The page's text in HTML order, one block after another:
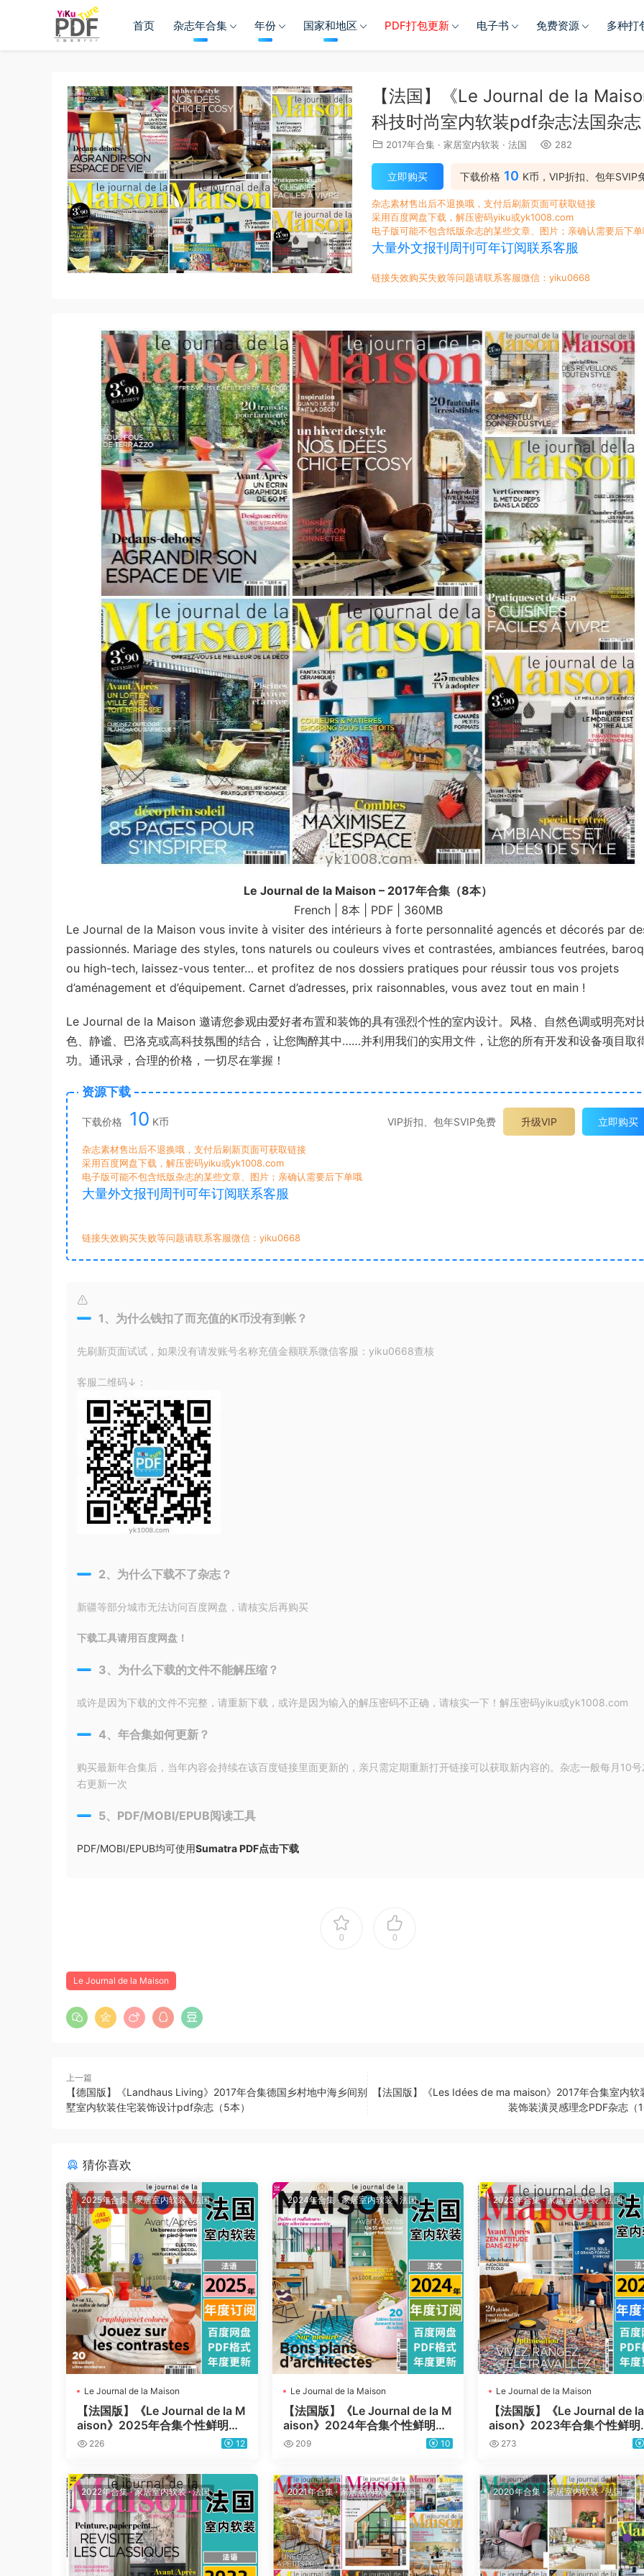
首页 杂志年合集 年份 国家和地区 PDF打包更新 电子书 免费资源 多种打
【法国】《Le Journal de la
科技时尚室内软装pdf杂志法国杂
2017年合集 · 家居室内软装 · 法国 282
下载价格 10 K币，VIP折扣、包年SVIP
立即购买
杂志素材售出后不退换哦，支付后刷新页面可获取链接
采用百度网盘下载，解压密码yiku或yk1008.com
电子版可能不包含纸版杂志的某些文章、图片；亲确认需要后下
大量外文报刊周刊可年订阅联系客服
链接失效购买失败等问题请联系客服微信：yiku0668
Le Journal de la Maison – 2017年合集（8本）
French | 8本 | PDF | 360MB
Le Journal de la Maison vous invite à visiter des intérieurs à forte personnalité agencés et décorés par
passionnés. Mariage des styles, tons naturels ou couleurs vives et contrastées, ambiances feutrées,
ou high-tech, laissez-vous tenter… et profitez de nos dossiers pratiques pour réussir tous vos projets
d’aménagement et d’équipement. Carnet d’adresses, prix raisonnables, vous avez tout en main !
Le Journal de la Maison 邀请您参观由爱好者布置和装饰的具有强烈个性的室内设计。风格、自然色调或明亮对
色、静谧、巴洛克或高科技氛围的结合，让您陶醉其中……并利用我们的实用文件，让您的所有开发和设备项目取
功。通讯录，合理的价格，一切尽在掌握！
资源下载
下载价格 10 K币 VIP折扣、包年SVIP免费 升级VIP 立即购买
杂志素材售出后不退换哦，支付后刷新页面可获取链接
采用百度网盘下载，解压密码yiku或yk1008.com
电子版可能不包含纸版杂志的某些文章、图片；亲确认需要后下单哦
大量外文报刊周刊可年订阅联系客服
链接失效购买失败等问题请联系客服微信：yiku0668
1、为什么钱扣了而充值的K币没有到帐？
先刷新页面试试，如果没有请发账号名称充值金额联系微信客服：yiku0668查核
客服二维码↓：
2、为什么下载不了杂志？
新疆等部分城市无法访问百度网盘，请核实后再购买
下载工具请用百度网盘！
3、为什么下载的文件不能解压缩？
或许是因为下载的文件不完整，请重新下载，或许是因为输入的解压密码不正确，请核实一下！解压密码yiku或yk1008.com
4、年合集如何更新？
购买最新年合集后，当年内容会持续在该百度链接里面更新的，亲只需定期重新打开链接可以获取新内容的。杂志一般每月10号
右更新一次
5、PDF/MOBI/EPUB阅读工具
PDF/MOBI/EPUB均可使用Sumatra PDF点击下载
0 0
Le Journal de la Maison
上一篇
【德国版】《Landhaus Living》2017年合集德国乡村地中海乡间别
墅室内软装住宅装饰设计pdf杂志（5本）
【法国版】《Les Idées de ma maison》2017年合集室内软
装饰装潢灵感理念PDF杂志（
猜你喜欢
2025年合集·家居室内软装·法国
Le Journal de la Maison
【法国版】《Le Journal de la M
aison》2025年合集个性鲜明巴
洛克高科技时尚室内软装pdf杂志
226 12
2024年合集 ·家居室内软装· 法国
Le Journal de la Maison
【法国版】《Le Journal de la M
aison》2024年合集个性鲜明巴
洛克高科技时尚室内软装pdf杂志
209 10
2023年合集·家居室内软装·法国
Le Journal de la Maison
【法国版】《Le Journal de
aison》2023年合集个性鲜明
洛克高科技时尚室内软装pdf
273
2022年合集·家居室内软装·法国 2021年合集·家居室内软装·法国 2020年合集 ·家居室内软装·法国